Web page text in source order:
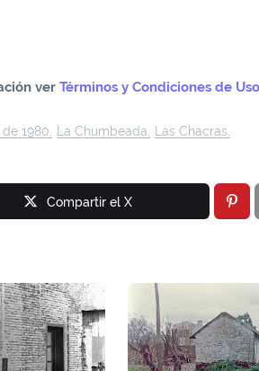
ver Términos y Condiciones de Uso
1980 La Chumbeada
Las Chacras
Compartir el X